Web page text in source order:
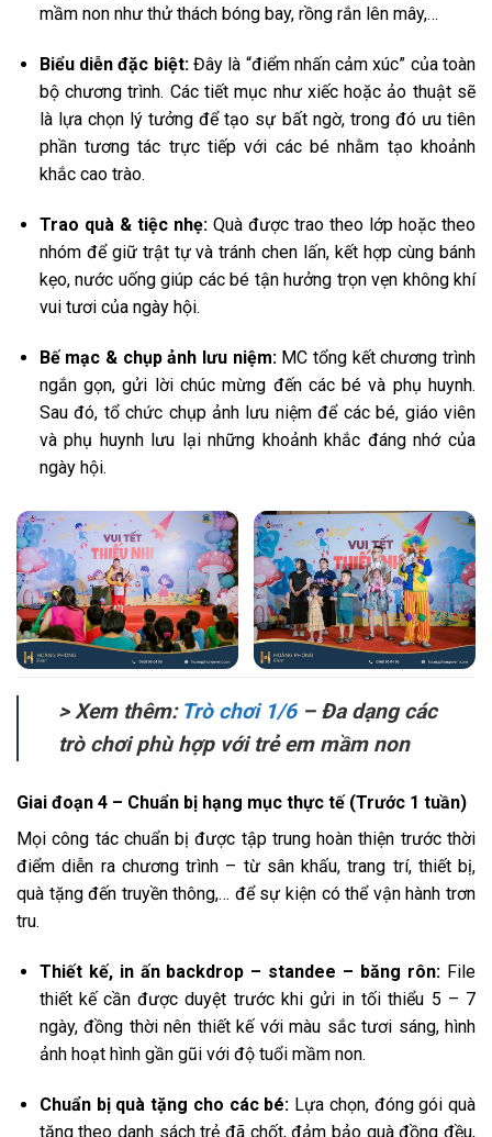
mầm non như thử thách bóng bay, rồng rắn lên mây,…
Biểu diễn đặc biệt: Đây là “điểm nhấn cảm xúc” của toàn
bộ chương trình. Các tiết mục như xiếc hoặc ảo thuật sẽ
là lựa chọn lý tưởng để tạo sự bất ngờ, trong đó ưu tiên
phần tương tác trực tiếp với các bé nhằm tạo khoảnh
khắc cao trào.
Trao quà & tiệc nhẹ: Quà được trao theo lớp hoặc theo
nhóm để giữ trật tự và tránh chen lấn, kết hợp cùng bánh
kẹo, nước uống giúp các bé tận hưởng trọn vẹn không khí
vui tươi của ngày hội.
Bế mạc & chụp ảnh lưu niệm:MC tổng kết chương trình
ngắn gọn, gửi lời chúc mừng đến các bé và phụ huynh.
Sau đó, tổ chức chụp ảnh lưu niệm để các bé, giáo viên
và phụ huynh lưu lại những khoảnh khắc đáng nhớ của
ngày hội.
> Xem thêm: Trò chơi 1/6– Đa dạng các
trò chơi phù hợp với trẻ em mầm non
Giai đoạn 4 – Chuẩn bị hạng mục thực tế (Trước 1 tuần)
Mọi công tác chuẩn bị được tập trung hoàn thiện trước thời
điểm diễn ra chương trình – từ sân khấu, trang trí, thiết bị,
quà tặng đến truyền thông,… để sự kiện có thể vận hành trơn
tru.
Thiết kế, in ấn backdrop – standee – băng rôn: File
thiết kế cần được duyệt trước khi gửi in tối thiểu 5 – 7
ngày, đồng thời nên thiết kế với màu sắc tươi sáng, hình
ảnh hoạt hình gần gũi với độ tuổi mầm non.
Chuẩn bị quà tặng cho các bé: Lựa chọn, đóng gói quà
tặng theo danh sách trẻ đã chốt, đảm bảo quà đồng đều,